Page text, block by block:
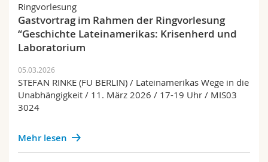
Ringvorlesung
Gastvortrag im Rahmen der Ringvorlesung
“Geschichte Lateinamerikas: Krisenherd und
Laboratorium
05.03.2026
STEFAN RINKE (FU BERLIN) / Lateinamerikas Wege in die
Unabhängigkeit / 11. März 2026 / 17-19 Uhr / MIS03
3024
Mehr lesen